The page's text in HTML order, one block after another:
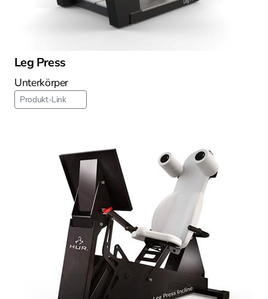
Leg Press
Unterkörper
Produkt-Link